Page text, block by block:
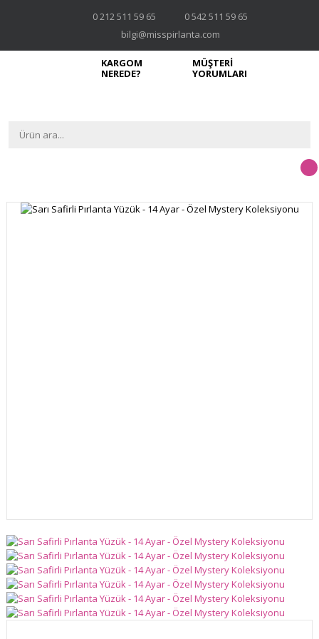
0 212 511 59 65
0 542 511 59 65
bilgi@misspirlanta.com
KARGOM
NEREDE?
MÜŞTERİ
YORUMLARI